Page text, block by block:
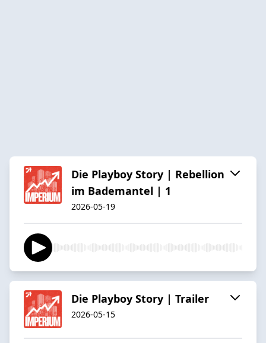
Die Playboy Story | Rebellion
im Bademantel | 1
2026-05-19
Die Playboy Story | Trailer
2026-05-15